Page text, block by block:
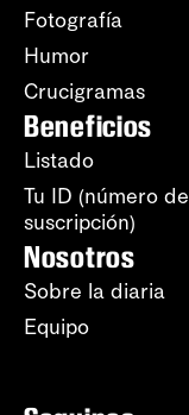
Fotografía
Humor
Crucigramas
Beneficios
Listado
Tu ID (número de
suscripción)
Nosotros
Sobre la diaria
Equipo